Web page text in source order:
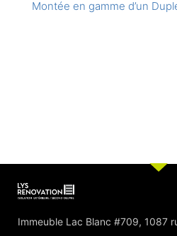
Montée en gamme d’un
Immeuble Lac Blanc #709, 1087